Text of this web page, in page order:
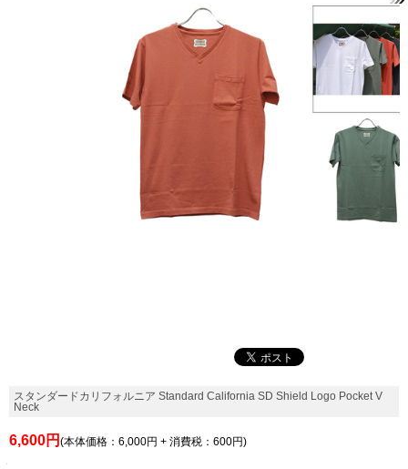
スタンダードカリフォルニア Standard California SD Shield Logo Pocket V
Neck
6,600円 (本体価格：6,000円 + 消費税：600円)